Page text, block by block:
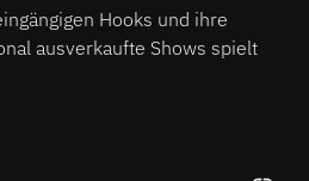
Hooks und ihre
ausverkaufte Shows spielt